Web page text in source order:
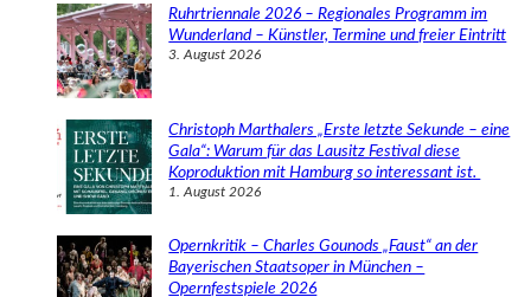
Ruhrtriennale 2026 – Regionales Programm im
Wunderland – Künstler, Termine und freier Eintritt
3. August 2026
Christoph Marthalers „Erste letzte Sekunde – eine
Gala“: Warum für das Lausitz Festival diese
Koproduktion mit Hamburg so interessant ist.
1. August 2026
Opernkritik – Charles Gounods „Faust“ an der
Bayerischen Staatsoper in München –
Opernfestspiele 2026